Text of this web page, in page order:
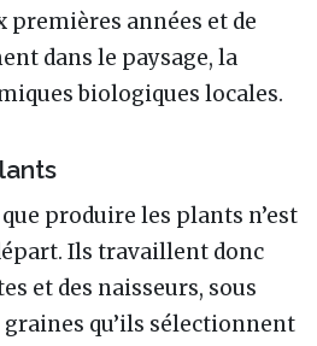
premières années et de
dans le paysage, la
biologiques locales.
produire les plants n’est
Ils travaillent donc
et des naisseurs, sous
qu’ils sélectionnent